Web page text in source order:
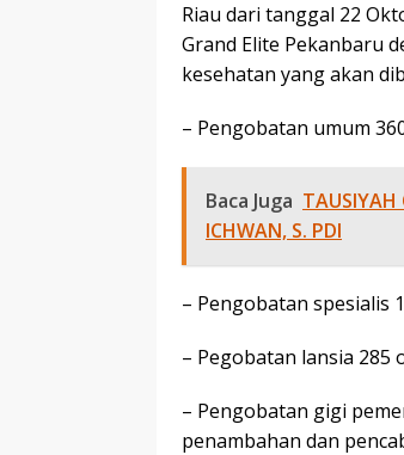
Riau dari tanggal 22
Grand Elite Pekanbaru
kesehatan yang akan
– Pengobatan umum
Baca Juga TAUSIYAH
ICHWAN, S. PDI
– Pengobatan spesialis
– Pegobatan lansia 285
– Pengobatan gigi
penambahan dan